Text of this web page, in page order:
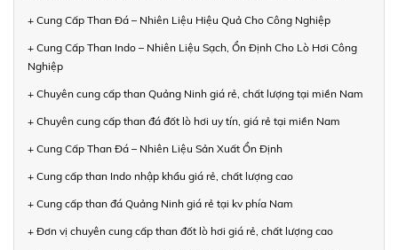
+ Cung Cấp Than Đá – Nhiên Liệu Hiệu Quả Cho Công Nghiệp
+ Cung Cấp Than Indo – Nhiên Liệu Sạch, Ổn Định Cho Lò Hơi Công
Nghiệp
+ Chuyên cung cấp than Quảng Ninh giá rẻ, chất lượng tại miền Nam
+ Chuyên cung cấp than đá đốt lò hơi uy tín, giá rẻ tại miền Nam
+ Cung Cấp Than Đá – Nhiên Liệu Sản Xuất Ổn Định
+ Cung cấp than Indo nhập khẩu giá rẻ, chất lượng cao
+ Cung cấp than đá Quảng Ninh giá rẻ tại kv phía Nam
+ Đơn vị chuyên cung cấp than đốt lò hơi giá rẻ, chất lượng cao